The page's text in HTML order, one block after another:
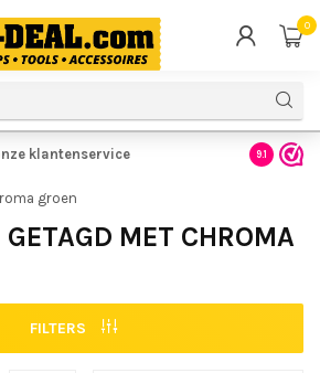
0
klantenservice 9.1
groen
GETAGD MET CHROMA
FILTERS